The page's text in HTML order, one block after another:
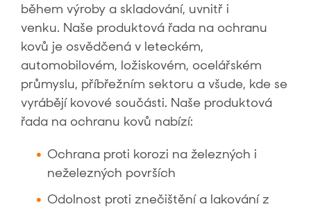
během výroby a skladování, uvnitř i
venku. Naše produktová řada na ochranu
kovů je osvědčená v leteckém,
automobilovém, ložiskovém, ocelářském
průmyslu, příbřežním sektoru a všude, kde se
vyrábějí kovové součásti. Naše produktová
řada na ochranu kovů nabízí:
Ochrana proti korozi na železných i
neželezných površích
Odolnost proti znečištění a lakování z